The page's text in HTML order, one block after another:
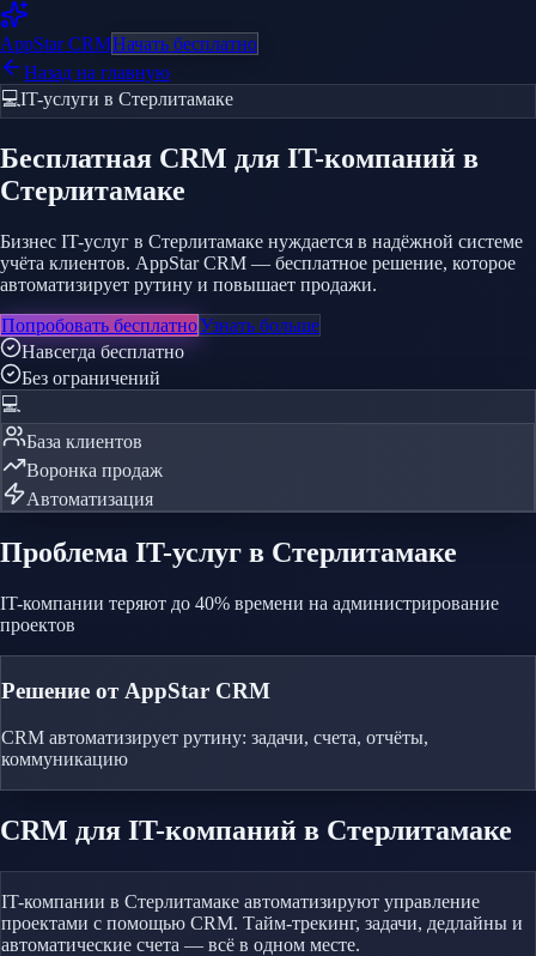
AppStarCRMНачать бесплатно
Назад на главную
💻IT-услуги в Стерлитамаке
Бесплатная CRM для IT-компаний в
Стерлитамаке
Бизнес IT-услуг в Стерлитамаке нуждается в надёжной системе
учёта клиентов. AppStar CRM — бесплатное решение, которое
автоматизирует рутину и повышает продажи.
Попробовать бесплатноУзнать больше
Навсегда бесплатно
Без ограничений
💻
База клиентов
Воронка продаж
Автоматизация
Проблема IT-услуг в Стерлитамаке
IT-компании теряют до 40% времени на администрирование
проектов
Решение от AppStar CRM
CRM автоматизирует рутину: задачи, счета, отчёты,
коммуникацию
CRM для IT-компаний в Стерлитамаке
IT-компании в Стерлитамаке автоматизируют управление
проектами с помощью CRM. Тайм-трекинг, задачи, дедлайны и
автоматические счета — всё в одном месте.